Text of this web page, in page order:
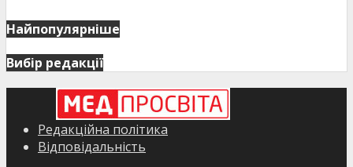
Найпопулярніше
Вибір редакції
Редакційна політика
Відповідальність